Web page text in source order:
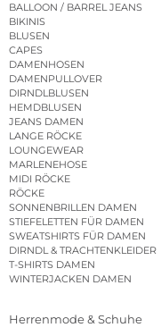
BALLOON / BARREL JEANS
BIKINIS
BLUSEN
CAPES
DAMENHOSEN
DAMENPULLOVER
DIRNDLBLUSEN
HEMDBLUSEN
JEANS DAMEN
LANGE RÖCKE
LOUNGEWEAR
MARLENEHOSE
MIDI RÖCKE
RÖCKE
SONNENBRILLEN DAMEN
STIEFELETTEN FÜR DAMEN
SWEATSHIRTS FÜR DAMEN
DIRNDL & TRACHTENKLEIDER
T-SHIRTS DAMEN
WINTERJACKEN DAMEN
Herrenmode & Schuhe